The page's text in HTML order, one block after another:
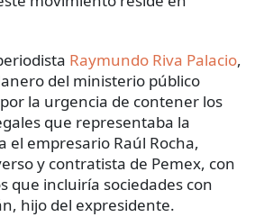
Raymundo Riva Palacio,
del ministerio público
la urgencia de contener los
que representaba la
el empresario Raúl Rocha,
y contratista de Pemex, con
que incluiría sociedades con
hijo del expresidente.